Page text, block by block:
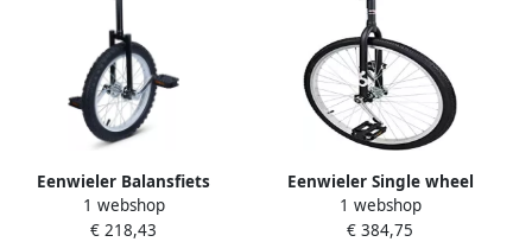
Eenwieler Balansfiets
Balans Trainen In Hoogte
Verstelbaar 16 Inch Zwart
1 webshop
€ 218,43
Eenwieler Single wheel
Beginners leren Aluminium
snelsluiting 61 cm wiel
1 webshop
€ 384,75